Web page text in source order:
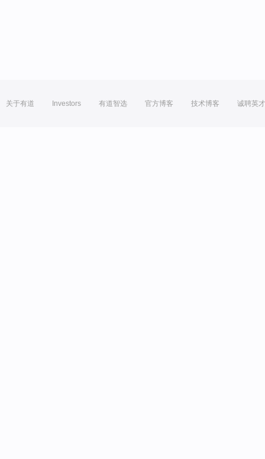
关于有道 Investors 有道智选 官方博客 技术博客 诚聘英才